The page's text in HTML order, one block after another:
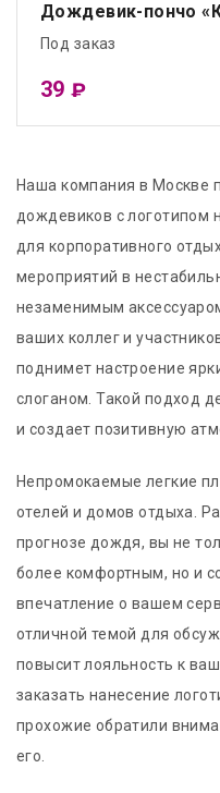
Дождевик-пончо
Под заказ
39₽
Наша компания в Москве
дождевиков с логотипом
для корпоративного
мероприятий в
незаменимым
ваших коллег и
поднимет настроение
слоганом. Такой подход
и создает позитивную
Непромокаемые легкие
отелей и домов отдыха.
прогнозе дождя, вы не
более комфортным, но и
впечатление о вашем
отличной темой для
повысит лояльность к
заказать нанесение
прохожие обратили
его.